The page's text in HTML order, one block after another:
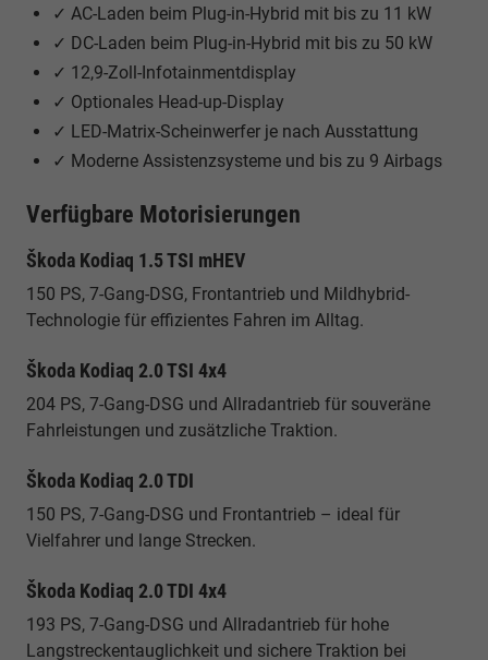
✓ AC-Laden beim Plug-in-Hybrid mit bis zu 11 kW
✓ DC-Laden beim Plug-in-Hybrid mit bis zu 50 kW
✓ 12,9-Zoll-Infotainmentdisplay
✓ Optionales Head-up-Display
✓ LED-Matrix-Scheinwerfer je nach Ausstattung
✓ Moderne Assistenzsysteme und bis zu 9 Airbags
Verfügbare Motorisierungen
Škoda Kodiaq 1.5 TSI mHEV
150 PS, 7-Gang-DSG, Frontantrieb und Mildhybrid-
Technologie für effizientes Fahren im Alltag.
Škoda Kodiaq 2.0 TSI 4x4
204 PS, 7-Gang-DSG und Allradantrieb für souveräne
Fahrleistungen und zusätzliche Traktion.
Škoda Kodiaq 2.0 TDI
150 PS, 7-Gang-DSG und Frontantrieb – ideal für
Vielfahrer und lange Strecken.
Škoda Kodiaq 2.0 TDI 4x4
193 PS, 7-Gang-DSG und Allradantrieb für hohe
Langstreckentauglichkeit und sichere Traktion bei